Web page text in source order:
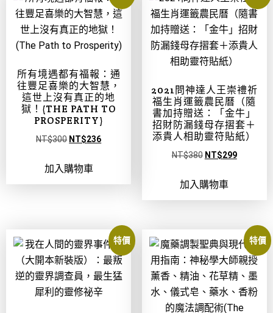
所有境遇都有福報：通
往豐足喜樂的大智慧，
這世上沒有真正的地
獄！(THE PATH TO
PROSPERITY)
NT$300 NT$236
加入購物車
2021問神達人王崇禮祈
福生肖運籤農民曆（隨
書加持贈送：「金牛」
招財防漏錢母存摺套＋
添貴人相助靈符貼紙）
NT$380 NT$299
加入購物車
特價 特價